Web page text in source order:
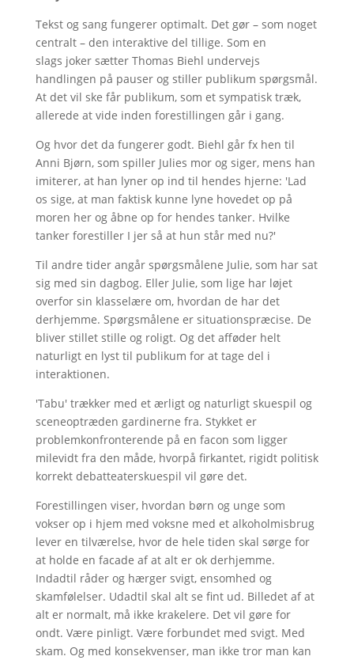
Tekst og sang fungerer optimalt. Det gør – som noget
centralt – den interaktive del tillige. Som en
slags joker sætter Thomas Biehl undervejs
handlingen på pauser og stiller publikum spørgsmål.
At det vil ske får publikum, som et sympatisk træk,
allerede at vide inden forestillingen går i gang.
Og hvor det da fungerer godt. Biehl går fx hen til
Anni Bjørn, som spiller Julies mor og siger, mens han
imiterer, at han lyner op ind til hendes hjerne: 'Lad
os sige, at man faktisk kunne lyne hovedet op på
moren her og åbne op for hendes tanker. Hvilke
tanker forestiller I jer så at hun står med nu?'
Til andre tider angår spørgsmålene Julie, som har sat
sig med sin dagbog. Eller Julie, som lige har løjet
overfor sin klasselære om, hvordan de har det
derhjemme. Spørgsmålene er situationspræcise. De
bliver stillet stille og roligt. Og det afføder helt
naturligt en lyst til publikum for at tage del i
interaktionen.
'Tabu' trækker med et ærligt og naturligt skuespil og
sceneoptræden gardinerne fra. Stykket er
problemkonfronterende på en facon som ligger
milevidt fra den måde, hvorpå firkantet, rigidt politisk
korrekt debatteaterskuespil vil gøre det.
Forestillingen viser, hvordan børn og unge som
vokser op i hjem med voksne med et alkoholmisbrug
lever en tilværelse, hvor de hele tiden skal sørge for
at holde en facade af at alt er ok derhjemme.
Indadtil råder og hærger svigt, ensomhed og
skamfølelser. Udadtil skal alt se fint ud. Billedet af at
alt er normalt, må ikke krakelere. Det vil gøre for
ondt. Være pinligt. Være forbundet med svigt. Med
skam. Og med konsekvenser, man ikke tror man kan